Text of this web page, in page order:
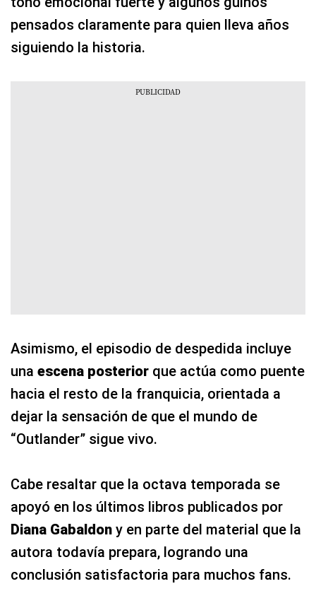
pensados claramente para quien lleva años
siguiendo la historia.
Asimismo, el episodio de despedida incluye
una escena posterior que actúa como puente
hacia el resto de la franquicia, orientada a
dejar la sensación de que el mundo de
“Outlander” sigue vivo.
Cabe resaltar que la octava temporada se
apoyó en los últimos libros publicados por
Diana Gabaldon y en parte del material que la
autora todavía prepara, logrando una
conclusión satisfactoria para muchos fans.